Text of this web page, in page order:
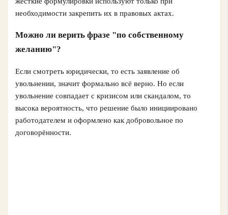
необходимости закрепить их в правовых актах.
Можно ли верить фразе "по собственному
желанию"?
Если смотреть юридически, то есть заявление об
увольнении, значит формально всё верно. Но если
увольнение совпадает с кризисом или скандалом, то
высока вероятность, что решение было инициировано
работодателем и оформлено как добровольное по
договорённости.